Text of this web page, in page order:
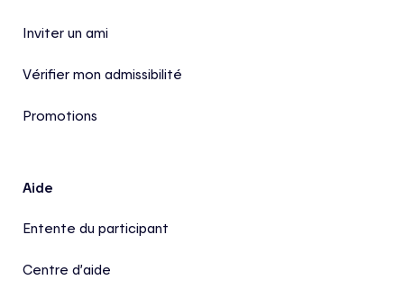
Inviter un ami
Vérifier mon admissibilité
Promotions
Aide
Entente du participant
Centre d’aide